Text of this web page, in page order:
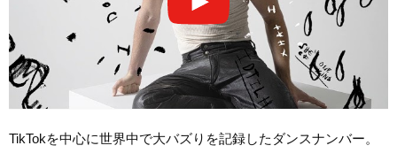
TikTokを中心に世界中で大バズりを記録したダンスナンバー。